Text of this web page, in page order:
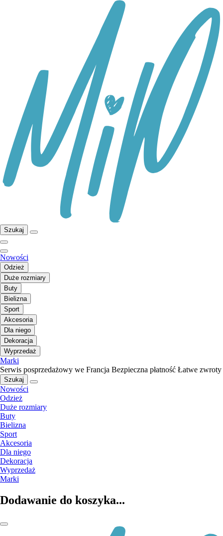
Szukaj
Nowości
Odzież
Duże rozmiary
Buty
Bielizna
Sport
Akcesoria
Dla niego
Dekoracja
Wyprzedaż
Marki
Serwis posprzedażowy we Francja Bezpieczna płatność Łatwe zwroty
Szukaj
Nowości
Odzież
Duże rozmiary
Buty
Bielizna
Sport
Akcesoria
Dla niego
Dekoracja
Wyprzedaż
Marki
Dodawanie do koszyka...